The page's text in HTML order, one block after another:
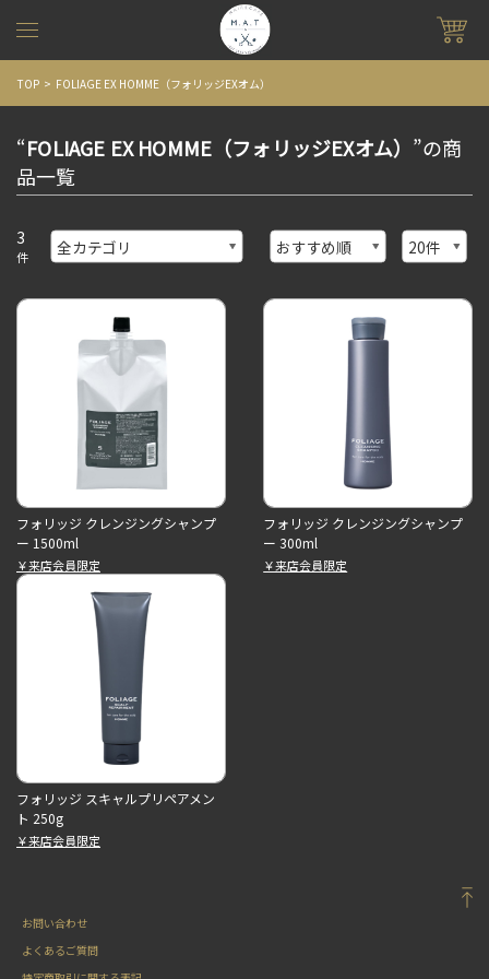
TOP FOLIAGE EX HOMME（フォリッジEXオム）
“FOLIAGE EX HOMME（フォリッジEXオム） ”の商
品一覧
3
件
フォリッジ クレンジングシャンプ
ー 1500ml
￥来店会員限定
フォリッジ クレンジングシャンプ
ー 300ml
￥来店会員限定
フォリッジ スキャルプリペアメン
ト 250g
￥来店会員限定
お問い合わせ
よくあるご質問